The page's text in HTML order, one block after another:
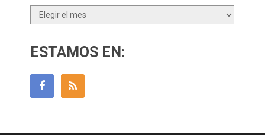
Archivos
ESTAMOS EN: